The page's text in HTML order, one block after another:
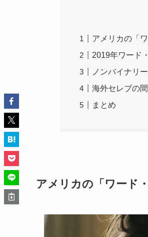
アメリカの「
2019年ワード
ノンバイナリ
海外セレブの
まとめ
アメリカの「ワード